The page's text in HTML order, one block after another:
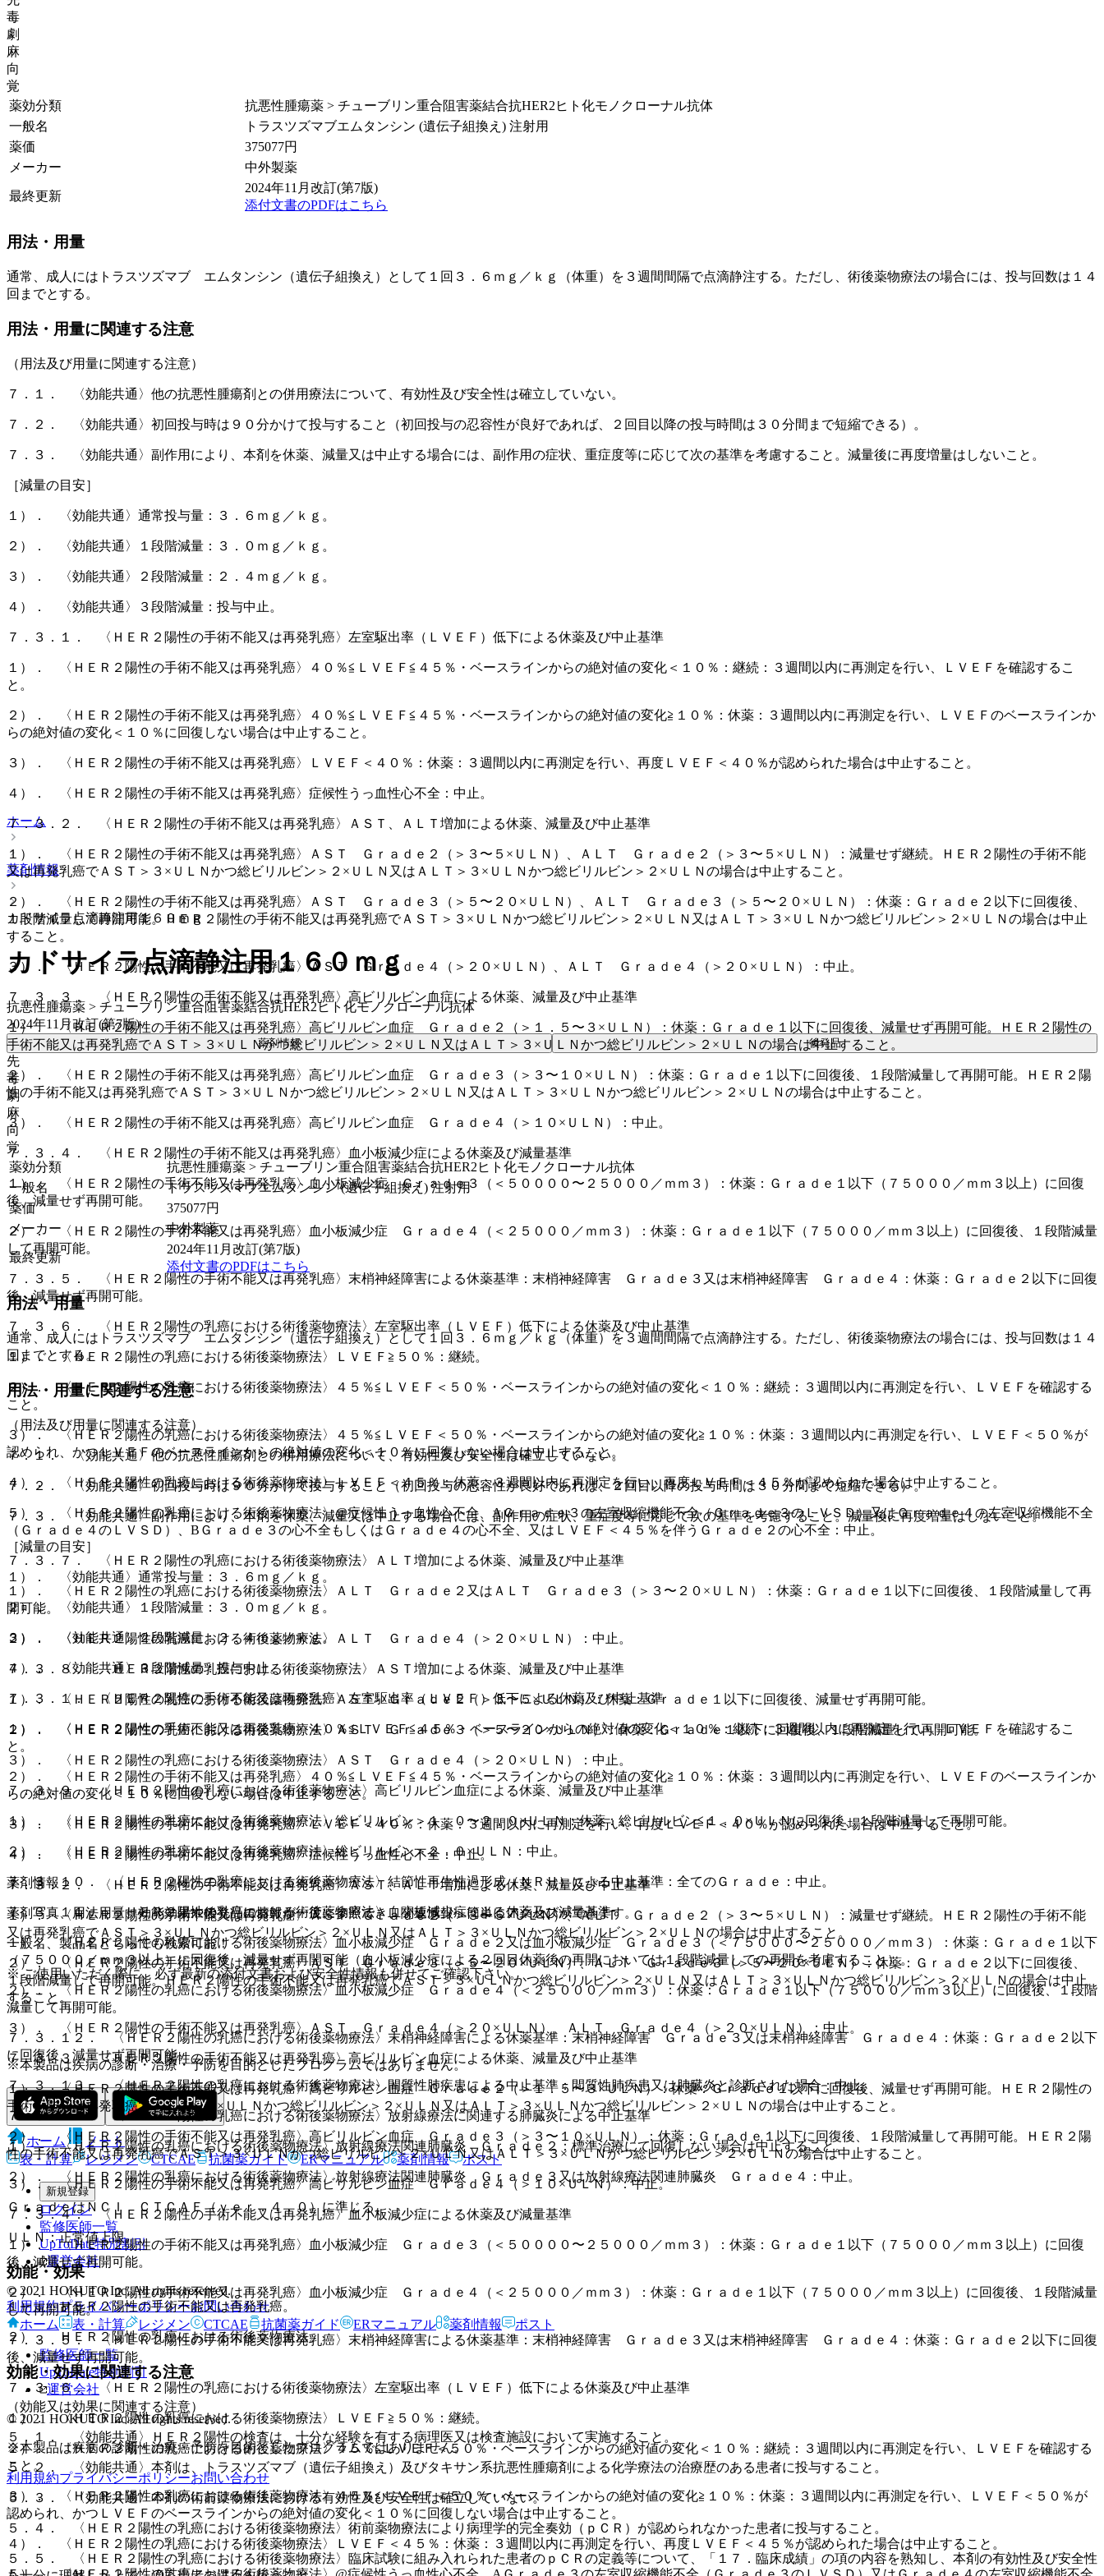
毒
劇
麻
向
覚
薬効分類
抗悪性腫瘍薬 > チューブリン重合阻害薬結合抗HER2ヒト化モノクローナル抗体
一般名
トラスツズマブエムタンシン (遺伝子組換え) 注射用
薬価
375077円
メーカー
中外製薬
最終更新
2024年11月改訂(第7版)
添付文書のPDFはこちら
用法・用量
通常、成人にはトラスツズマブ エムタンシン（遺伝子組換え）として１回３．６ｍｇ／ｋｇ（体重）を３週間間隔で点滴静注する。ただし、術後薬物療法の場合には、投与回数は１４
回までとする。
用法・用量に関連する注意
（用法及び用量に関連する注意）
７．１． 〈効能共通〉他の抗悪性腫瘍剤との併用療法について、有効性及び安全性は確立していない。
７．２． 〈効能共通〉初回投与時は９０分かけて投与すること（初回投与の忍容性が良好であれば、２回目以降の投与時間は３０分間まで短縮できる）。
７．３． 〈効能共通〉副作用により、本剤を休薬、減量又は中止する場合には、副作用の症状、重症度等に応じて次の基準を考慮すること。減量後に再度増量はしないこと。
［減量の目安］
１）． 〈効能共通〉通常投与量：３．６ｍｇ／ｋｇ。
２）． 〈効能共通〉１段階減量：３．０ｍｇ／ｋｇ。
３）． 〈効能共通〉２段階減量：２．４ｍｇ／ｋｇ。
４）． 〈効能共通〉３段階減量：投与中止。
７．３．１． 〈ＨＥＲ２陽性の手術不能又は再発乳癌〉左室駆出率（ＬＶＥＦ）低下による休薬及び中止基準
１）． 〈ＨＥＲ２陽性の手術不能又は再発乳癌〉４０％≦ＬＶＥＦ≦４５％・ベースラインからの絶対値の変化＜１０％：継続：３週間以内に再測定を行い、ＬＶＥＦを確認するこ
と。
２）． 〈ＨＥＲ２陽性の手術不能又は再発乳癌〉４０％≦ＬＶＥＦ≦４５％・ベースラインからの絶対値の変化≧１０％：休薬：３週間以内に再測定を行い、ＬＶＥＦのベースラインか
らの絶対値の変化＜１０％に回復しない場合は中止すること。
３）． 〈ＨＥＲ２陽性の手術不能又は再発乳癌〉ＬＶＥＦ＜４０％：休薬：３週間以内に再測定を行い、再度ＬＶＥＦ＜４０％が認められた場合は中止すること。
４）． 〈ＨＥＲ２陽性の手術不能又は再発乳癌〉症候性うっ血性心不全：中止。
７．３．２． 〈ＨＥＲ２陽性の手術不能又は再発乳癌〉ＡＳＴ、ＡＬＴ増加による休薬、減量及び中止基準
１）． 〈ＨＥＲ２陽性の手術不能又は再発乳癌〉ＡＳＴ Ｇｒａｄｅ２（＞３〜５×ＵＬＮ）、ＡＬＴ Ｇｒａｄｅ２（＞３〜５×ＵＬＮ）：減量せず継続。ＨＥＲ２陽性の手術不能
又は再発乳癌でＡＳＴ＞３×ＵＬＮかつ総ビリルビン＞２×ＵＬＮ又はＡＬＴ＞３×ＵＬＮかつ総ビリルビン＞２×ＵＬＮの場合は中止すること。
２）． 〈ＨＥＲ２陽性の手術不能又は再発乳癌〉ＡＳＴ Ｇｒａｄｅ３（＞５〜２０×ＵＬＮ）、ＡＬＴ Ｇｒａｄｅ３（＞５〜２０×ＵＬＮ）：休薬：Ｇｒａｄｅ２以下に回復後、
１段階減量して再開可能。ＨＥＲ２陽性の手術不能又は再発乳癌でＡＳＴ＞３×ＵＬＮかつ総ビリルビン＞２×ＵＬＮ又はＡＬＴ＞３×ＵＬＮかつ総ビリルビン＞２×ＵＬＮの場合は中止
すること。
３）． 〈ＨＥＲ２陽性の手術不能又は再発乳癌〉ＡＳＴ Ｇｒａｄｅ４（＞２０×ＵＬＮ）、ＡＬＴ Ｇｒａｄｅ４（＞２０×ＵＬＮ）：中止。
７．３．３． 〈ＨＥＲ２陽性の手術不能又は再発乳癌〉高ビリルビン血症による休薬、減量及び中止基準
１）． 〈ＨＥＲ２陽性の手術不能又は再発乳癌〉高ビリルビン血症 Ｇｒａｄｅ２（＞１．５〜３×ＵＬＮ）：休薬：Ｇｒａｄｅ１以下に回復後、減量せず再開可能。ＨＥＲ２陽性の
手術不能又は再発乳癌でＡＳＴ＞３×ＵＬＮかつ総ビリルビン＞２×ＵＬＮ又はＡＬＴ＞３×ＵＬＮかつ総ビリルビン＞２×ＵＬＮの場合は中止すること。
２）． 〈ＨＥＲ２陽性の手術不能又は再発乳癌〉高ビリルビン血症 Ｇｒａｄｅ３（＞３〜１０×ＵＬＮ）：休薬：Ｇｒａｄｅ１以下に回復後、１段階減量して再開可能。ＨＥＲ２陽
性の手術不能又は再発乳癌でＡＳＴ＞３×ＵＬＮかつ総ビリルビン＞２×ＵＬＮ又はＡＬＴ＞３×ＵＬＮかつ総ビリルビン＞２×ＵＬＮの場合は中止すること。
３）． 〈ＨＥＲ２陽性の手術不能又は再発乳癌〉高ビリルビン血症 Ｇｒａｄｅ４（＞１０×ＵＬＮ）：中止。
７．３．４． 〈ＨＥＲ２陽性の手術不能又は再発乳癌〉血小板減少症による休薬及び減量基準
１）． 〈ＨＥＲ２陽性の手術不能又は再発乳癌〉血小板減少症 Ｇｒａｄｅ３（＜５００００〜２５０００／ｍｍ３）：休薬：Ｇｒａｄｅ１以下（７５０００／ｍｍ３以上）に回復
後、減量せず再開可能。
２）． 〈ＨＥＲ２陽性の手術不能又は再発乳癌〉血小板減少症 Ｇｒａｄｅ４（＜２５０００／ｍｍ３）：休薬：Ｇｒａｄｅ１以下（７５０００／ｍｍ３以上）に回復後、１段階減量
して再開可能。
７．３．５． 〈ＨＥＲ２陽性の手術不能又は再発乳癌〉末梢神経障害による休薬基準：末梢神経障害 Ｇｒａｄｅ３又は末梢神経障害 Ｇｒａｄｅ４：休薬：Ｇｒａｄｅ２以下に回復
後、減量せず再開可能。
７．３．６． 〈ＨＥＲ２陽性の乳癌における術後薬物療法〉左室駆出率（ＬＶＥＦ）低下による休薬及び中止基準
１）． 〈ＨＥＲ２陽性の乳癌における術後薬物療法〉ＬＶＥＦ≧５０％：継続。
２）． 〈ＨＥＲ２陽性の乳癌における術後薬物療法〉４５％≦ＬＶＥＦ＜５０％・ベースラインからの絶対値の変化＜１０％：継続：３週間以内に再測定を行い、ＬＶＥＦを確認する
こと。
３）． 〈ＨＥＲ２陽性の乳癌における術後薬物療法〉４５％≦ＬＶＥＦ＜５０％・ベースラインからの絶対値の変化≧１０％：休薬：３週間以内に再測定を行い、ＬＶＥＦ＜５０％が
認められ、かつＬＶＥＦのベースラインからの絶対値の変化＜１０％に回復しない場合は中止すること。
４）． 〈ＨＥＲ２陽性の乳癌における術後薬物療法〉ＬＶＥＦ＜４５％：休薬：３週間以内に再測定を行い、再度ＬＶＥＦ＜４５％が認められた場合は中止すること。
５）． 〈ＨＥＲ２陽性の乳癌における術後薬物療法〉@症候性うっ血性心不全、AＧｒａｄｅ３の左室収縮機能不全（Ｇｒａｄｅ３のＬＶＳＤ）又はＧｒａｄｅ４の左室収縮機能不全
（Ｇｒａｄｅ４のＬＶＳＤ）、BＧｒａｄｅ３の心不全もしくはＧｒａｄｅ４の心不全、又はＬＶＥＦ＜４５％を伴うＧｒａｄｅ２の心不全：中止。
７．３．７． 〈ＨＥＲ２陽性の乳癌における術後薬物療法〉ＡＬＴ増加による休薬、減量及び中止基準
１）． 〈ＨＥＲ２陽性の乳癌における術後薬物療法〉ＡＬＴ Ｇｒａｄｅ２又はＡＬＴ Ｇｒａｄｅ３（＞３〜２０×ＵＬＮ）：休薬：Ｇｒａｄｅ１以下に回復後、１段階減量して再
開可能。
２）． 〈ＨＥＲ２陽性の乳癌における術後薬物療法〉ＡＬＴ Ｇｒａｄｅ４（＞２０×ＵＬＮ）：中止。
７．３．８． 〈ＨＥＲ２陽性の乳癌における術後薬物療法〉ＡＳＴ増加による休薬、減量及び中止基準
１）． 〈ＨＥＲ２陽性の乳癌における術後薬物療法〉ＡＳＴ Ｇｒａｄｅ２（＞３〜５×ＵＬＮ）：休薬：Ｇｒａｄｅ１以下に回復後、減量せず再開可能。
２）． 〈ＨＥＲ２陽性の乳癌における術後薬物療法〉ＡＳＴ Ｇｒａｄｅ３（＞５〜２０×ＵＬＮ）：休薬：Ｇｒａｄｅ１以下に回復後、１段階減量して再開可能。
３）． 〈ＨＥＲ２陽性の乳癌における術後薬物療法〉ＡＳＴ Ｇｒａｄｅ４（＞２０×ＵＬＮ）：中止。
７．３．９． 〈ＨＥＲ２陽性の乳癌における術後薬物療法〉高ビリルビン血症による休薬、減量及び中止基準
１）． 〈ＨＥＲ２陽性の乳癌における術後薬物療法〉総ビリルビン＞１．０〜２．０×ＵＬＮ：休薬：総ビリルビン≦１．０×ＵＬＮに回復後、１段階減量して再開可能。
２）． 〈ＨＥＲ２陽性の乳癌における術後薬物療法〉総ビリルビン＞２．０×ＵＬＮ：中止。
７．３．１０． 〈ＨＥＲ２陽性の乳癌における術後薬物療法〉結節性再生性過形成（ＮＲＨ）による中止基準：全てのＧｒａｄｅ：中止。
７．３．１１． 〈ＨＥＲ２陽性の乳癌における術後薬物療法〉血小板減少症による休薬及び減量基準
１）． 〈ＨＥＲ２陽性の乳癌における術後薬物療法〉血小板減少症 Ｇｒａｄｅ２又は血小板減少症 Ｇｒａｄｅ３（＜７５０００〜２５０００／ｍｍ３）：休薬：Ｇｒａｄｅ１以下
（７５０００／ｍｍ３以上）に回復後、減量せず再開可能（血小板減少症による２回目休薬後の再開においては１段階減量しての再開を考慮すること）。
２）． 〈ＨＥＲ２陽性の乳癌における術後薬物療法〉血小板減少症 Ｇｒａｄｅ４（＜２５０００／ｍｍ３）：休薬：Ｇｒａｄｅ１以下（７５０００／ｍｍ３以上）に回復後、１段階
減量して再開可能。
７．３．１２． 〈ＨＥＲ２陽性の乳癌における術後薬物療法〉末梢神経障害による休薬基準：末梢神経障害 Ｇｒａｄｅ３又は末梢神経障害 Ｇｒａｄｅ４：休薬：Ｇｒａｄｅ２以下
に回復後、減量せず再開可能。
７．３．１３． 〈ＨＥＲ２陽性の乳癌における術後薬物療法〉間質性肺疾患による中止基準：間質性肺疾患又は肺臓炎と診断された場合：中止。
７．３．１４． 〈ＨＥＲ２陽性の乳癌における術後薬物療法〉放射線療法に関連する肺臓炎による中止基準
１）． 〈ＨＥＲ２陽性の乳癌における術後薬物療法〉放射線療法関連肺臓炎 Ｇｒａｄｅ２：標準治療にて回復しない場合は中止すること。
２）． 〈ＨＥＲ２陽性の乳癌における術後薬物療法〉放射線療法関連肺臓炎 Ｇｒａｄｅ３又は放射線療法関連肺臓炎 Ｇｒａｄｅ４：中止。
ＧｒａｄｅはＮＣＩ ＣＴＣＡＥ（ｖｅｒ．４．０）に準じる。
ＵＬＮ：正常値上限。
効能・効果
１）． ＨＥＲ２陽性の手術不能又は再発乳癌。
２）． ＨＥＲ２陽性の乳癌における術後薬物療法。
効能・効果に関連する注意
（効能又は効果に関連する注意）
５．１． 〈効能共通〉ＨＥＲ２陽性の検査は、十分な経験を有する病理医又は検査施設において実施すること。
５．２． 〈効能共通〉本剤は、トラスツズマブ（遺伝子組換え）及びタキサン系抗悪性腫瘍剤による化学療法の治療歴のある患者に投与すること。
５．３． 〈効能共通〉本剤の術前薬物療法における有効性及び安全性は確立していない。
５．４． 〈ＨＥＲ２陽性の乳癌における術後薬物療法〉術前薬物療法により病理学的完全奏効（ｐＣＲ）が認められなかった患者に投与すること。
５．５． 〈ＨＥＲ２陽性の乳癌における術後薬物療法〉臨床試験に組み入れられた患者のｐＣＲの定義等について、「１７．臨床成績」の項の内容を熟知し、本剤の有効性及び安全性
ホーム
薬剤情報
カドサイラ点滴静注用１６０ｍｇ
カドサイラ点滴静注用１６０ｍｇ
抗悪性腫瘍薬 > チューブリン重合阻害薬結合抗HER2ヒト化モノクローナル抗体
2024年11月改訂(第7版)
薬剤情報 後発品
先
毒
劇
麻
向
覚
薬効分類
抗悪性腫瘍薬 > チューブリン重合阻害薬結合抗HER2ヒト化モノクローナル抗体
一般名
トラスツズマブエムタンシン (遺伝子組換え) 注射用
薬価
375077円
メーカー
中外製薬
最終更新
2024年11月改訂(第7版)
添付文書のPDFはこちら
用法・用量
通常、成人にはトラスツズマブ エムタンシン（遺伝子組換え）として１回３．６ｍｇ／ｋｇ（体重）を３週間間隔で点滴静注する。ただし、術後薬物療法の場合には、投与回数は１４
回までとする。
用法・用量に関連する注意
（用法及び用量に関連する注意）
７．１． 〈効能共通〉他の抗悪性腫瘍剤との併用療法について、有効性及び安全性は確立していない。
７．２． 〈効能共通〉初回投与時は９０分かけて投与すること（初回投与の忍容性が良好であれば、２回目以降の投与時間は３０分間まで短縮できる）。
７．３． 〈効能共通〉副作用により、本剤を休薬、減量又は中止する場合には、副作用の症状、重症度等に応じて次の基準を考慮すること。減量後に再度増量はしないこと。
［減量の目安］
１）． 〈効能共通〉通常投与量：３．６ｍｇ／ｋｇ。
２）． 〈効能共通〉１段階減量：３．０ｍｇ／ｋｇ。
３）． 〈効能共通〉２段階減量：２．４ｍｇ／ｋｇ。
４）． 〈効能共通〉３段階減量：投与中止。
７．３．１． 〈ＨＥＲ２陽性の手術不能又は再発乳癌〉左室駆出率（ＬＶＥＦ）低下による休薬及び中止基準
１）． 〈ＨＥＲ２陽性の手術不能又は再発乳癌〉４０％≦ＬＶＥＦ≦４５％・ベースラインからの絶対値の変化＜１０％：継続：３週間以内に再測定を行い、ＬＶＥＦを確認するこ
と。
２）． 〈ＨＥＲ２陽性の手術不能又は再発乳癌〉４０％≦ＬＶＥＦ≦４５％・ベースラインからの絶対値の変化≧１０％：休薬：３週間以内に再測定を行い、ＬＶＥＦのベースラインか
らの絶対値の変化＜１０％に回復しない場合は中止すること。
３）． 〈ＨＥＲ２陽性の手術不能又は再発乳癌〉ＬＶＥＦ＜４０％：休薬：３週間以内に再測定を行い、再度ＬＶＥＦ＜４０％が認められた場合は中止すること。
４）． 〈ＨＥＲ２陽性の手術不能又は再発乳癌〉症候性うっ血性心不全：中止。
７．３．２． 〈ＨＥＲ２陽性の手術不能又は再発乳癌〉ＡＳＴ、ＡＬＴ増加による休薬、減量及び中止基準
１）． 〈ＨＥＲ２陽性の手術不能又は再発乳癌〉ＡＳＴ Ｇｒａｄｅ２（＞３〜５×ＵＬＮ）、ＡＬＴ Ｇｒａｄｅ２（＞３〜５×ＵＬＮ）：減量せず継続。ＨＥＲ２陽性の手術不能
又は再発乳癌でＡＳＴ＞３×ＵＬＮかつ総ビリルビン＞２×ＵＬＮ又はＡＬＴ＞３×ＵＬＮかつ総ビリルビン＞２×ＵＬＮの場合は中止すること。
２）． 〈ＨＥＲ２陽性の手術不能又は再発乳癌〉ＡＳＴ Ｇｒａｄｅ３（＞５〜２０×ＵＬＮ）、ＡＬＴ Ｇｒａｄｅ３（＞５〜２０×ＵＬＮ）：休薬：Ｇｒａｄｅ２以下に回復後、
１段階減量して再開可能。ＨＥＲ２陽性の手術不能又は再発乳癌でＡＳＴ＞３×ＵＬＮかつ総ビリルビン＞２×ＵＬＮ又はＡＬＴ＞３×ＵＬＮかつ総ビリルビン＞２×ＵＬＮの場合は中止
すること。
３）． 〈ＨＥＲ２陽性の手術不能又は再発乳癌〉ＡＳＴ Ｇｒａｄｅ４（＞２０×ＵＬＮ）、ＡＬＴ Ｇｒａｄｅ４（＞２０×ＵＬＮ）：中止。
７．３．３． 〈ＨＥＲ２陽性の手術不能又は再発乳癌〉高ビリルビン血症による休薬、減量及び中止基準
１）． 〈ＨＥＲ２陽性の手術不能又は再発乳癌〉高ビリルビン血症 Ｇｒａｄｅ２（＞１．５〜３×ＵＬＮ）：休薬：Ｇｒａｄｅ１以下に回復後、減量せず再開可能。ＨＥＲ２陽性の
手術不能又は再発乳癌でＡＳＴ＞３×ＵＬＮかつ総ビリルビン＞２×ＵＬＮ又はＡＬＴ＞３×ＵＬＮかつ総ビリルビン＞２×ＵＬＮの場合は中止すること。
２）． 〈ＨＥＲ２陽性の手術不能又は再発乳癌〉高ビリルビン血症 Ｇｒａｄｅ３（＞３〜１０×ＵＬＮ）：休薬：Ｇｒａｄｅ１以下に回復後、１段階減量して再開可能。ＨＥＲ２陽
性の手術不能又は再発乳癌でＡＳＴ＞３×ＵＬＮかつ総ビリルビン＞２×ＵＬＮ又はＡＬＴ＞３×ＵＬＮかつ総ビリルビン＞２×ＵＬＮの場合は中止すること。
３）． 〈ＨＥＲ２陽性の手術不能又は再発乳癌〉高ビリルビン血症 Ｇｒａｄｅ４（＞１０×ＵＬＮ）：中止。
７．３．４． 〈ＨＥＲ２陽性の手術不能又は再発乳癌〉血小板減少症による休薬及び減量基準
１）． 〈ＨＥＲ２陽性の手術不能又は再発乳癌〉血小板減少症 Ｇｒａｄｅ３（＜５００００〜２５０００／ｍｍ３）：休薬：Ｇｒａｄｅ１以下（７５０００／ｍｍ３以上）に回復
後、減量せず再開可能。
２）． 〈ＨＥＲ２陽性の手術不能又は再発乳癌〉血小板減少症 Ｇｒａｄｅ４（＜２５０００／ｍｍ３）：休薬：Ｇｒａｄｅ１以下（７５０００／ｍｍ３以上）に回復後、１段階減量
して再開可能。
７．３．５． 〈ＨＥＲ２陽性の手術不能又は再発乳癌〉末梢神経障害による休薬基準：末梢神経障害 Ｇｒａｄｅ３又は末梢神経障害 Ｇｒａｄｅ４：休薬：Ｇｒａｄｅ２以下に回復
後、減量せず再開可能。
７．３．６． 〈ＨＥＲ２陽性の乳癌における術後薬物療法〉左室駆出率（ＬＶＥＦ）低下による休薬及び中止基準
１）． 〈ＨＥＲ２陽性の乳癌における術後薬物療法〉ＬＶＥＦ≧５０％：継続。
２）． 〈ＨＥＲ２陽性の乳癌における術後薬物療法〉４５％≦ＬＶＥＦ＜５０％・ベースラインからの絶対値の変化＜１０％：継続：３週間以内に再測定を行い、ＬＶＥＦを確認する
こと。
３）． 〈ＨＥＲ２陽性の乳癌における術後薬物療法〉４５％≦ＬＶＥＦ＜５０％・ベースラインからの絶対値の変化≧１０％：休薬：３週間以内に再測定を行い、ＬＶＥＦ＜５０％が
認められ、かつＬＶＥＦのベースラインからの絶対値の変化＜１０％に回復しない場合は中止すること。
４）． 〈ＨＥＲ２陽性の乳癌における術後薬物療法〉ＬＶＥＦ＜４５％：休薬：３週間以内に再測定を行い、再度ＬＶＥＦ＜４５％が認められた場合は中止すること。
薬剤情報
薬剤写真、用法用量、効能効果や後発品の情報が一度に参照でき、関連情報へ簡単にアクセスができます。
一般名、製品名どちらでも検索可能！
※ ご使用いただく際に、必ず最新の添付文書および安全性情報も併せてご確認下さい。
※本製品は疾病の診断・治療・予防を目的としたプログラムではありません。
ホーム
ノート
表・計算
レジメン CTCAE 抗菌薬ガイド ERマニュアル 薬剤情報 ポスト
新規登録
ログイン
監修医師一覧
UpToDate特別割引
運営会社
© 2021 HOKUTO Inc. All rights reserved.
利用規約プライバシーポリシーお問い合わせ
ホーム
表・計算 レジメン CTCAE 抗菌薬ガイド ERマニュアル 薬剤情報 ポスト
監修医師一覧
UpToDate特別割引
運営会社
© 2021 HOKUTO Inc. All rights reserved.
※本製品は疾病の診断・治療・予防を目的としたプログラムではありません。
利用規約プライバシーポリシーお問い合わせ